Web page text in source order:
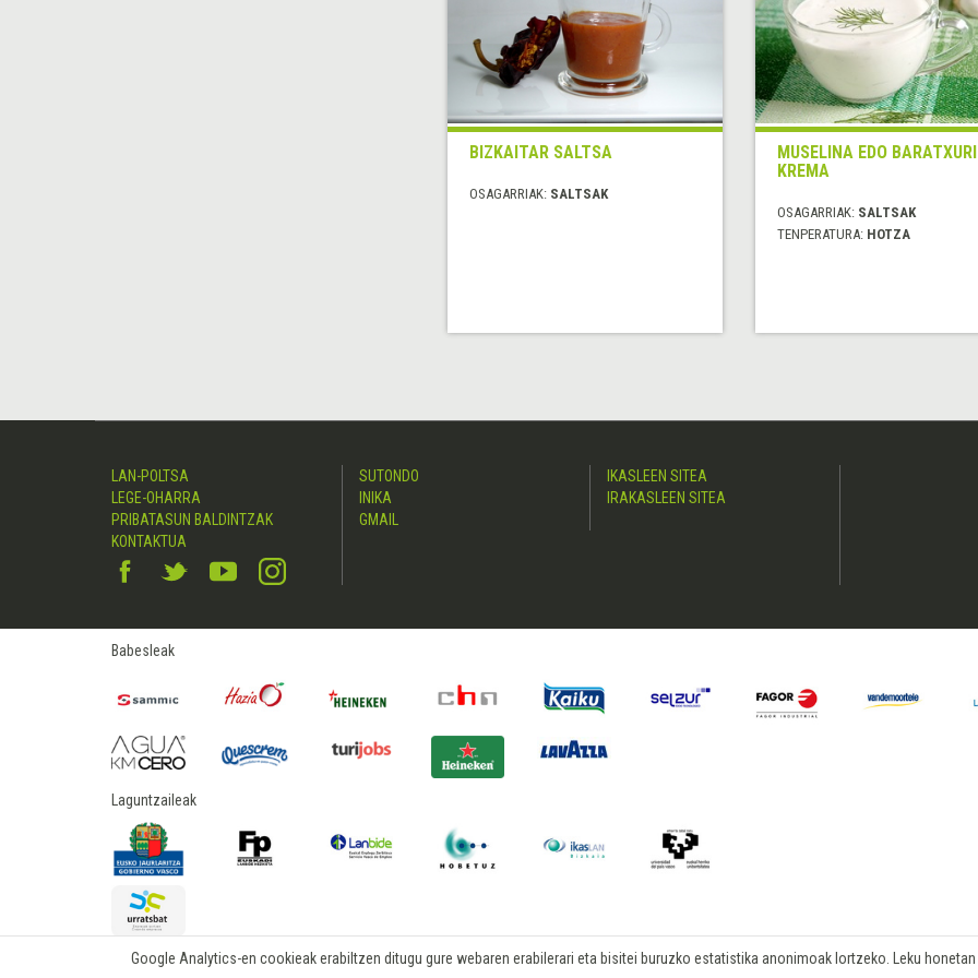
Google Analytics-en cookieak erabiltzen ditugu gure webaren erabilerari eta bisitei buruzko estatistika anonimoak lortzeko. Leku
BIZKAITAR SALTSA
OSAGARRIAK: SALTSAK
MUSELINA EDO
KREMA
OSAGARRIAK: SALTSAK
TENPERATURA: HOTZA
LAN-POLTSA
LEGE-OHARRA
PRIBATASUN BALDINTZAK
KONTAKTUA
SUTONDO
INIKA
GMAIL
IKASLEEN SITEA
IRAKASLEEN SITEA
Babesleak
Laguntzaileak